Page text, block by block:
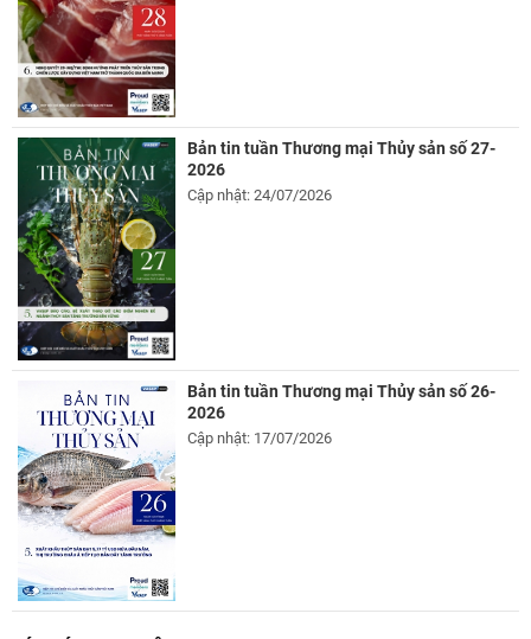
Bản tin tuần Thương mại Thủy sản số 27-
2026
Cập nhật: 24/07/2026
Bản tin tuần Thương mại Thủy sản số 26-
2026
Cập nhật: 17/07/2026